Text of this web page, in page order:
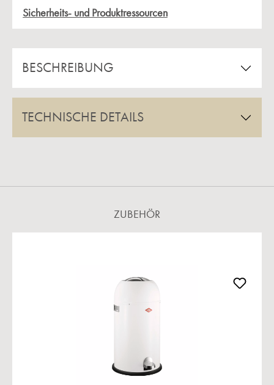
Sicherheits- und Produktressourcen
BESCHREIBUNG
TECHNISCHE DETAILS
ZUBEHÖR